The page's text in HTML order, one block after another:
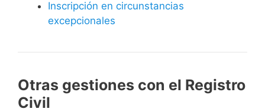
Inscripción en circunstancias
excepcionales
Otras gestiones con el Registro
Civil